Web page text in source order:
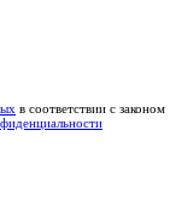
в соответствии с законом